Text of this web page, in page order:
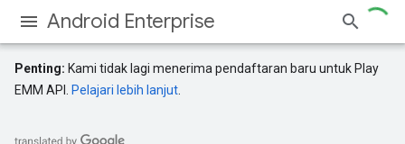
Android Enterprise
Penting: Kami tidak lagi menerima pendaftaran baru untuk Play
EMM API.
Pelajari lebih lanjut